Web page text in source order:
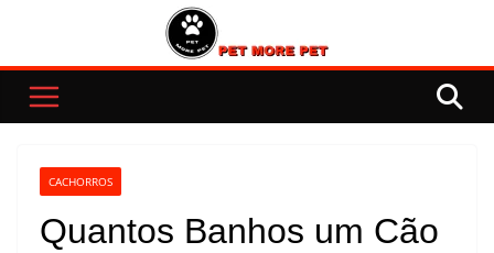
o
conteúdo
CACHORROS
Quantos Banhos um Cão